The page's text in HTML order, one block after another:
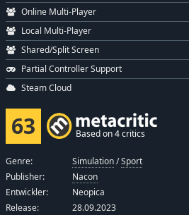
Online Multi-Player
Local Multi-Player
Shared/Split Screen
Partial Controller Support
Steam Cloud
63 Based on 4 critics
Genre: Simulation/Sport
Publisher:
Nacon
Entwickler:
Neopica
Release:
28.09.2023